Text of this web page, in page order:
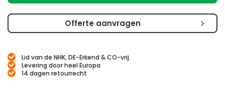
Offerte aanvragen
Lid van de NHK, DE-Erkend & CO-vrij
Levering door heel Europa
14 dagen retourrecht